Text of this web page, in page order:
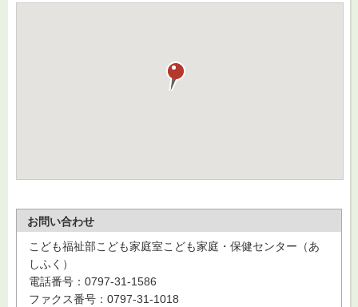
お問い合わせ
こども福祉部こども家庭室こども家庭・保健センター（あ
しふく）
電話番号：0797-31-1586
ファクス番号：0797-31-1018